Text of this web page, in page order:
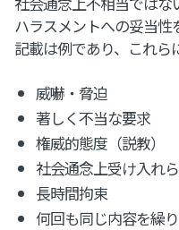
ハラスメントへの妥当
記載は例であり、これら
威嚇・脅迫
著しく不当な要求
権威的態度（説教）
社会通念上受け入れ
長時間拘束
何回も同じ内容を繰